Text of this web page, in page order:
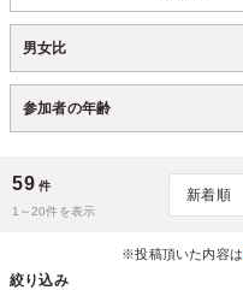
男女比
参加者の年齢
59 件
1～20件を表示
※投稿頂いた内容は
絞り込み